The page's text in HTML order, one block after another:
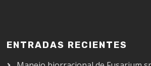
ENTRADAS RECIENTES